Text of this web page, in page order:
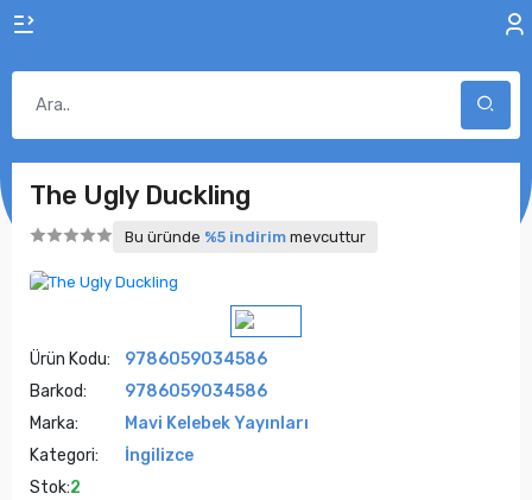
The Ugly Duckling
Bu üründe %5 indirim mevcuttur
Ürün Kodu:
9786059034586
Barkod:
9786059034586
Marka:
Mavi Kelebek Yayınları
Kategori:
İngilizce
Stok:2